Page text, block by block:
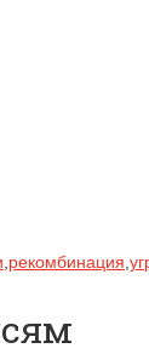
рекомбинация